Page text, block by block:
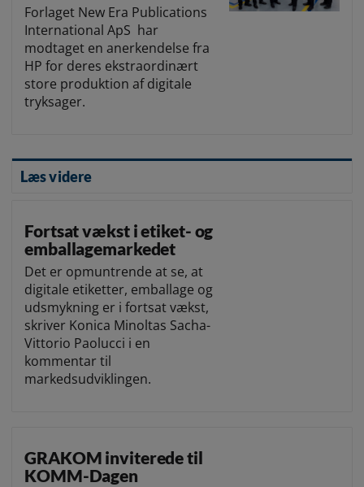
Forlaget New Era Publications
International ApS har
modtaget en anerkendelse fra
HP for deres ekstraordinært
store produktion af digitale
tryksager.
Læs videre
Fortsat vækst i etiket- og
emballagemarkedet
Det er opmuntrende at se, at
digitale etiketter, emballage og
udsmykning er i fortsat vækst,
skriver Konica Minoltas Sacha-
Vittorio Paolucci i en
kommentar til
markedsudviklingen.
GRAKOM inviterede til
KOMM-Dagen